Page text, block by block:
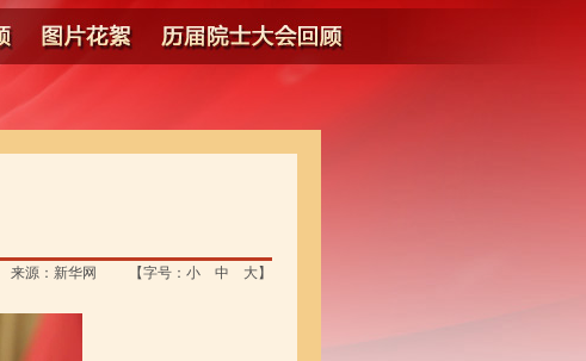
来源：新华网 【字号： 小 中 大】